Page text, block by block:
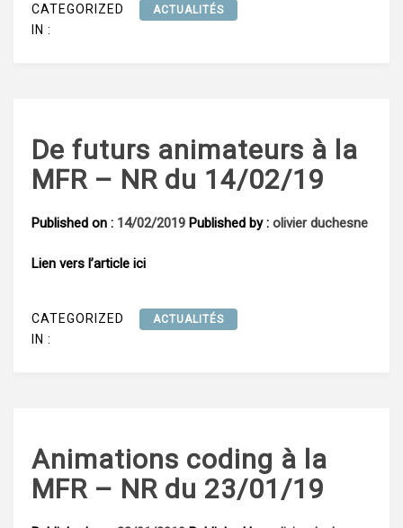
CATEGORIZED
IN :
ACTUALITÉS
De futurs animateurs à la
MFR – NR du 14/02/19
Published on : 14/02/2019 Published by : olivier duchesne
Lien vers l’article ici
CATEGORIZED
IN :
ACTUALITÉS
Animations coding à la
MFR – NR du 23/01/19